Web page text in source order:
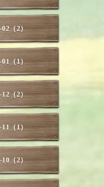
02（2）
01（1）
12（2）
11（1）
10（2）